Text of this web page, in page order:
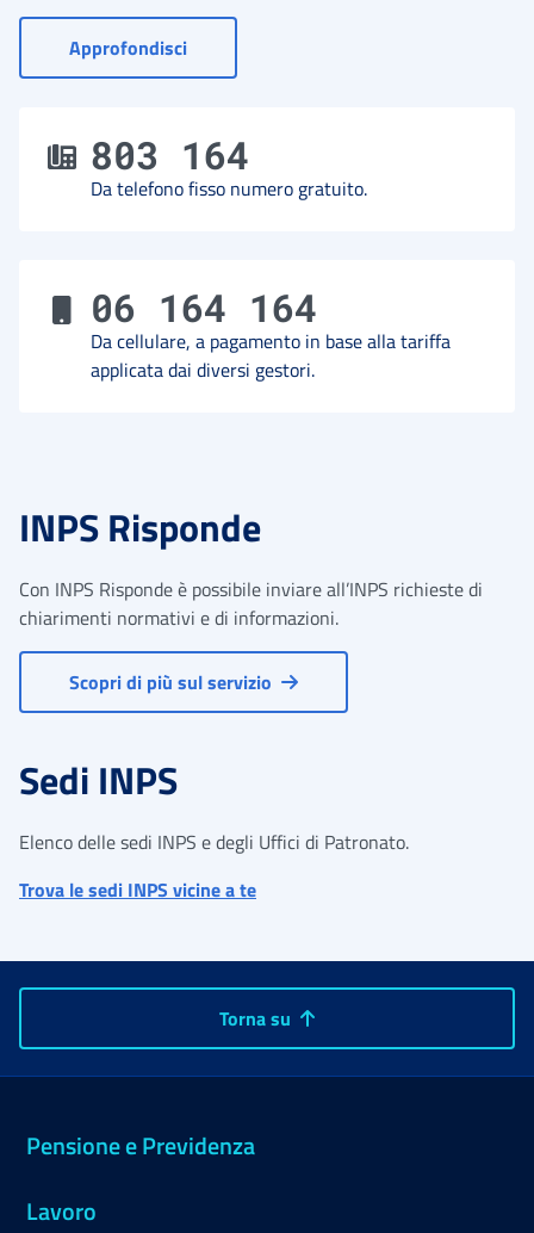
Approfondisci- Vai a Contact Center
803 164
Da telefono fisso numero gratuito.
06 164 164
Da cellulare, a pagamento in base alla tariffa
applicata dai diversi gestori.
INPS Risponde
Con INPS Risponde è possibile inviare all’INPS richieste di
chiarimenti normativi e di informazioni.
Scopri di più sul servizio
Sedi INPS
Elenco delle sedi INPS e degli Uffici di Patronato.
Trova le sedi INPS vicine a te
Torna su
Pensione e Previdenza
Lavoro